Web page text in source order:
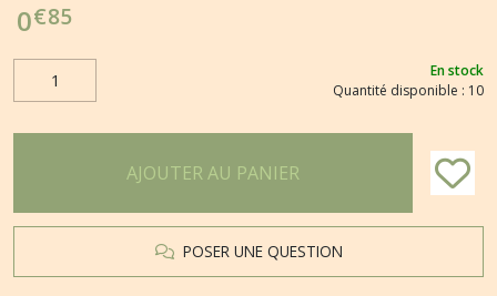
0€85
En stock
Quantité disponible : 10
AJOUTER AU PANIER
POSER UNE QUESTION